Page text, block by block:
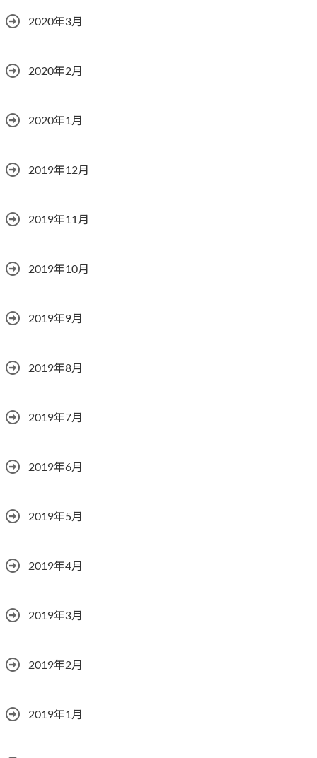
2020年3月
2020年2月
2020年1月
2019年12月
2019年11月
2019年10月
2019年9月
2019年8月
2019年7月
2019年6月
2019年5月
2019年4月
2019年3月
2019年2月
2019年1月